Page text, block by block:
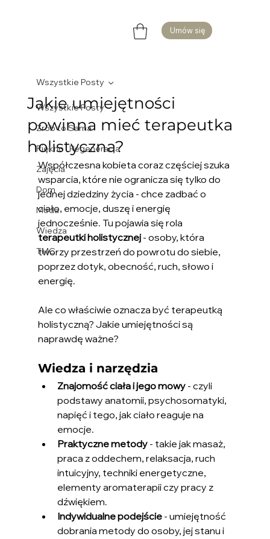
Umów się
Wszystkie Posty
Zrób to Sama
Piękno i Regeneracja
Zajęcia
Dom
Moda
Wiedza
TMC
Wszystkie Posty
Jakie umiejętności
powinna mieć terapeutka
holistyczna?
Współczesna kobieta coraz częściej szuka
wsparcia, które nie ogranicza się tylko do
jednej dziedziny życia - chce zadbać o
ciało, emocje, duszę i energię
jednocześnie. Tu pojawia się rola
terapeutki holistycznej - osoby, która
tworzy przestrzeń do powrotu do siebie,
poprzez dotyk, obecność, ruch, słowo i
energię.
Ale co właściwie oznacza być terapeutką
holistyczną? Jakie umiejętności są
naprawdę ważne?
Wiedza i narzędzia
Znajomość ciała i jego mowy - czyli
podstawy anatomii, psychosomatyki,
napięć i tego, jak ciało reaguje na
emocje.
Praktyczne metody - takie jak masaż,
praca z oddechem, relaksacja, ruch
intuicyjny, techniki energetyczne,
elementy aromaterapii czy pracy z
dźwiękiem.
Indywidualne podejście - umiejętność
dobrania metody do osoby, jej stanu i